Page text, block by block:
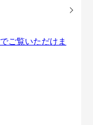
ご覧いただけま